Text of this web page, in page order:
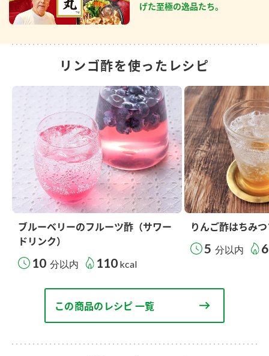
げた至極の逸品たち。
リンゴ酢を使ったレシピ
ブルーベリーのフルーツ酢（サワー
ドリンク）
10 分以内 110 kcal
りんご酢はちみ
5 分以内
この商品のレシピ 一覧